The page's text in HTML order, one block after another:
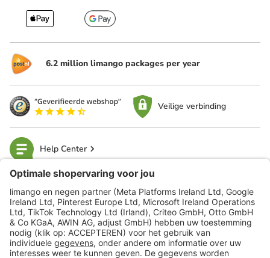
6.2 million limango packages per year
Veilige verbinding
Help Center
limango
Veilig winkelen
Klantenservice